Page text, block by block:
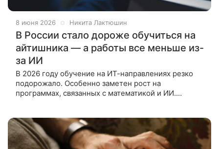
8 июня 2026 Никита Лактюшин
В России стало дороже обучиться на
айтишника — а работы все меньше из-
за ИИ
В 2026 году обучение на ИТ-направлениях резко
подорожало. Особенно заметен рост на
программах, связанных с математикой и ИИ.